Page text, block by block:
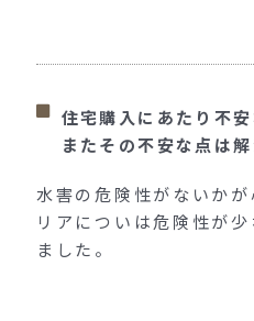
住宅購入にあたり不
またその不安な点は
水害の危険性がないか
リアについは危険性が
ました。